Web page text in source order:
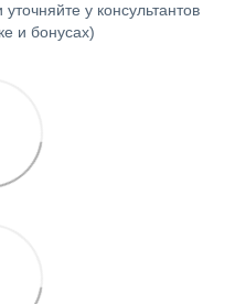
уточняйте у консультантов
и бонусах)